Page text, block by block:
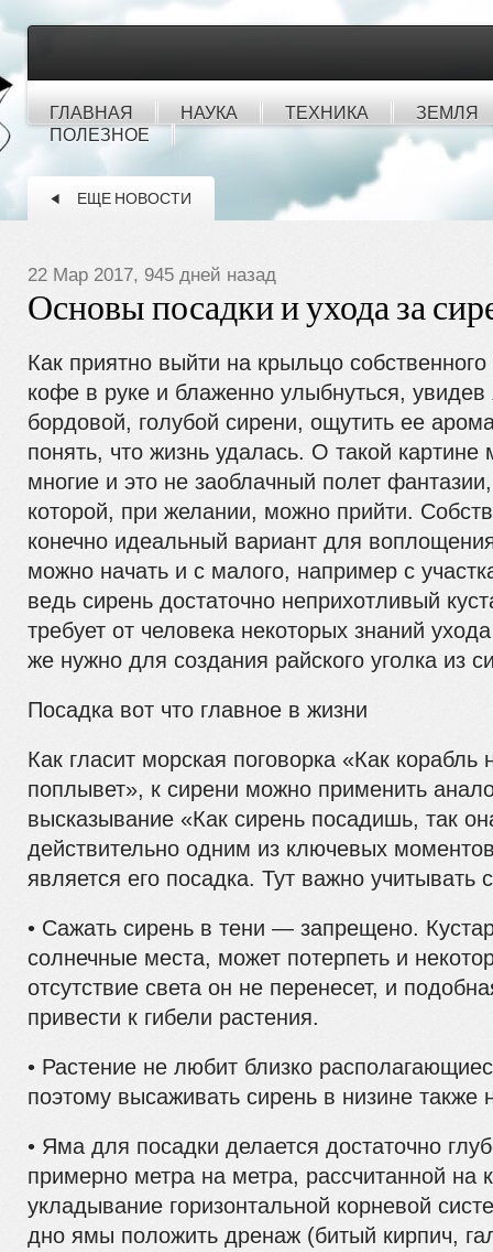
ГЛАВНАЯ НАУКА ТЕХНИКА
ЗЕМЛЯ
ПОЛЕЗНОЕ
ЕЩЕ НОВОСТИ
22 Мар 2017, 945 дней назад
Основы посадки и ухода за
Как приятно выйти на крыльцо
кофе в руке и блаженно улыбнуться,
бордовой, голубой сирени, ощутить ее
понять, что жизнь удалась. О такой картине
многие и это не заоблачный полет
которой, при желании, можно прийти.
конечно идеальный вариант для
можно начать и с малого, например с
ведь сирень достаточно неприхотливый
требует от человека некоторых знаний
же нужно для создания райского уголка из
Посадка вот что главное в жизни
Как гласит морская поговорка «Как корабль
поплывет», к сирени можно применить
высказывание «Как сирень посадишь, так
действительно одним из ключевых
является его посадка. Тут важно
• Сажать сирень в тени — запрещено.
солнечные места, может потерпеть и
отсутствие света он не перенесет, и
привести к гибели растения.
• Растение не любит близко
поэтому высаживать сирень в низине также
• Яма для посадки делается достаточно
примерно метра на метра, рассчитанной на
укладывание горизонтальной корневой
дно ямы положить дренаж (битый кирпич,